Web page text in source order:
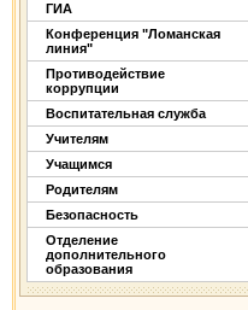
ГИА
Конференция "Ломанская
линия"
Противодействие
коррупции
Воспитательная служба
Учителям
Учащимся
Родителям
Безопасность
Отделение
дополнительного
образования